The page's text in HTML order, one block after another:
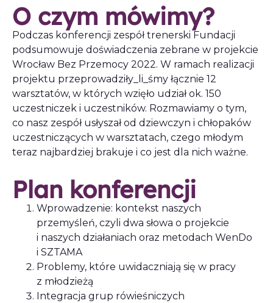
O czym mówimy?
Podczas konferencji zespół trenerski Fundacji
podsumowuje doświadczenia zebrane w projekcie
Wrocław Bez Przemocy 2022. W ramach realizacji
projektu przeprowadziły_li_śmy łącznie 12
warsztatów, w których wzięło udział ok. 150
uczestniczek i uczestników. Rozmawiamy o tym,
co nasz zespół usłyszał od dziewczyn i chłopaków
uczestniczących w warsztatach, czego młodym
teraz najbardziej brakuje i co jest dla nich ważne.
Plan konferencji
Wprowadzenie: kontekst naszych
przemyśleń, czyli dwa słowa o projekcie
i naszych działaniach oraz metodach WenDo
i SZTAMA
Problemy, które uwidaczniają się w pracy
z młodzieżą
Integracja grup rówieśniczych